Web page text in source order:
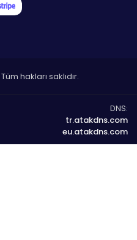
Tüm hakları saklıdır.
DNS:
tr.atakdns.com
eu.atakdns.com